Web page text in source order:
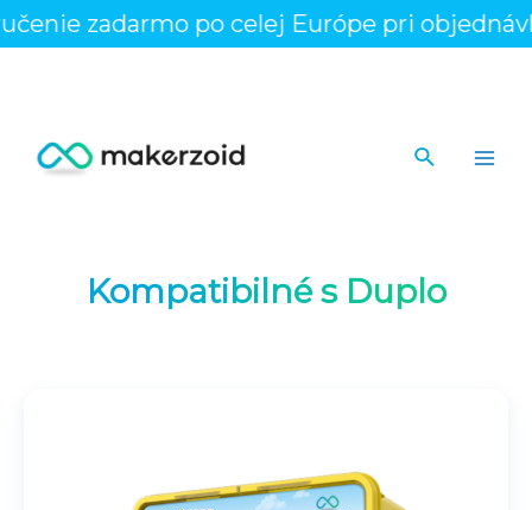
Preskočiť
na
zadarmo po celej Európe pri objednávke
Hľadať
Kompatibilné s Duplo